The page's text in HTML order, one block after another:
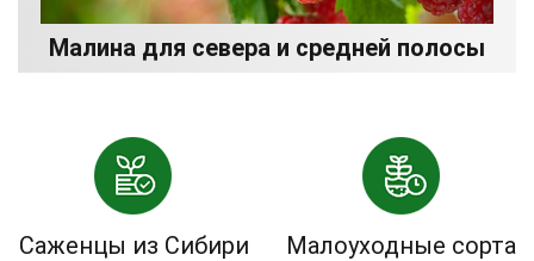
Малина для севера и средней полосы
Саженцы из Сибири Малоуходные сорта